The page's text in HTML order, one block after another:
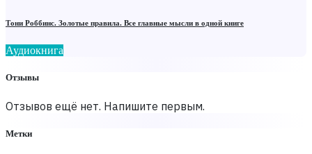
Тони Роббинс. Золотые правила. Все главные мысли в одной книге
Аудиокнига
Отзывы
Отзывов ещё нет. Напишите первым.
Метки